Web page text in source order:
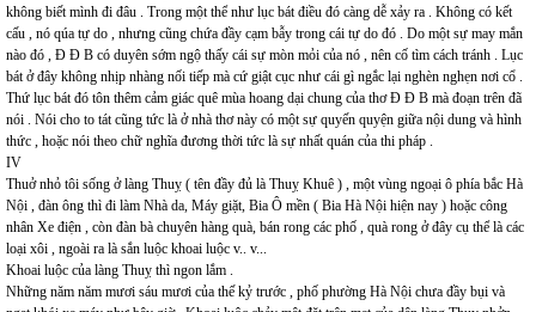
không biết mình đi đâu . Trong một thể như lục bát điều đó càng dễ xảy ra . Không có kết
cấu , nó qúa tự do , nhưng cũng chứa đầy cạm bẫy trong cái tự do đó . Do một sự may mắn
nào đó , Đ Đ B có duyên sớm ngộ thấy cái sự mòn mỏi của nó , nên cố tìm cách tránh . Lục
bát ở đây không nhịp nhàng nối tiếp mà cứ giật cục như cái gì ngắc lại nghèn nghẹn nơi cổ .
Thứ lục bát đó tôn thêm cảm giác quê mùa hoang dại chung của thơ Đ Đ B mà đoạn trên đã
nói . Nói cho to tát cũng tức là ở nhà thơ này có một sự quyến quyện giữa nội dung và hình
thức , hoặc nói theo chữ nghĩa đương thời tức là sự nhất quán của thi pháp .
IV
Thuở nhỏ tôi sống ở làng Thuỵ ( tên đầy đủ là Thuỵ Khuê ) , một vùng ngoại ô phía bắc Hà
Nội , đàn ông thì đi làm Nhà da, Máy giặt, Bia Ô mền ( Bia Hà Nội hiện nay ) hoặc công
nhân Xe điện , còn đàn bà chuyên hàng quà, bán rong các phố , quà rong ở đây cụ thể là các
loại xôi , ngoài ra là sắn luộc khoai luộc v.. v...
Khoai luộc của làng Thuỵ thì ngon lắm .
Những năm năm mươi sáu mươi của thế kỷ trước , phố phường Hà Nội chưa đầy bụi và